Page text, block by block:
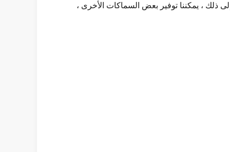
هي على التوالي 80 ميكرون و 150 ميكرون و 200 ميكرون ، بالإضافة إلى ذلك ، يمكننا توفير بعض السماكات الأخرى ،